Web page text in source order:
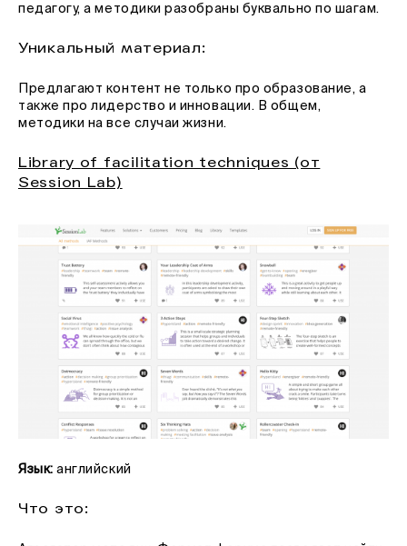
педагогу, а методики разобраны буквально по шагам.
Уникальный материал:
Предлагают контент не только про образование, а
также про лидерство и инновации. В общем,
методики на все случаи жизни.
Library of facilitation techniques (от
Session Lab)
Язык:английский
Что это: